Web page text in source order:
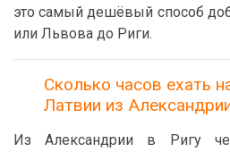
это самый дешёвый способ
или Львова до Риги.
Сколько часов ехать
Латвии из
Из Александрии в Ригу